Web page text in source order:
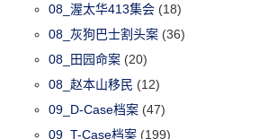
08_渥太华413集会 (18)
08_灰狗巴士割头案 (36)
08_田园命案 (20)
08_赵本山移民 (12)
09_D-Case档案 (47)
09_T-Case档案 (199)